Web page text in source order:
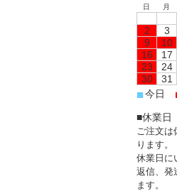
日 月
2
3
9
10
16
17
23
24
30
31
■今日
■休業日
ご注文
ります。
休業日に
返信、発
ます。